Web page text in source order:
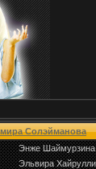
Солэйманова
Энже Шаймурзина
Эльвира